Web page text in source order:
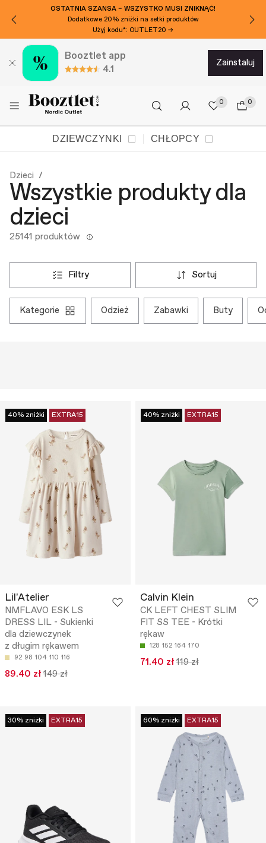
OSTATNIA SZANSA – WSZYSTKO MUSI ZNIKNĄĆ!
Dodatkowe 20% zniżki na setki produktów
Użyj kodu*: OUTLET20 →
Booztlet app
4.1
zainstaluj
0 0
DZIEWCZYNKI CHŁOPCY
Dzieci
Wszystkie produkty dla
dzieci
25141 produktów
filtry sortuj
kategorie odzież zabawki buty
40% zniżki EXTRA15
Lil'Atelier
NMFLAVO ESK LS
DRESS LIL - Sukienki
dla dziewczynek
z długim rękawem
92 98 104 110 116
89.40 zł 149 zł
40% zniżki EXTRA15
Calvin Klein
CK LEFT CHEST SLIM
FIT SS TEE - Krótki
rękaw
128 152 164 170
71.40 zł 119 zł
30% zniżki EXTRA15 60% zniżki EXTRA15